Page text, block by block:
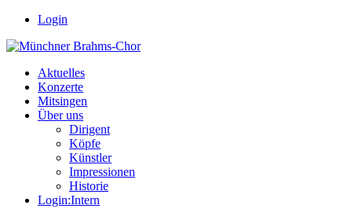
Login
Aktuelles
Konzerte
Mitsingen
Über uns
Dirigent
Köpfe
Künstler
Impressionen
Historie
Login:Intern